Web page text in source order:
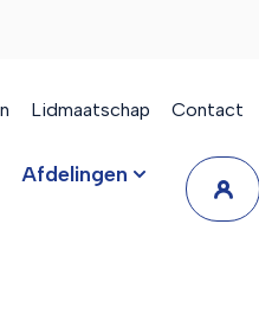
Lidmaatschap Contact
Afdelingen